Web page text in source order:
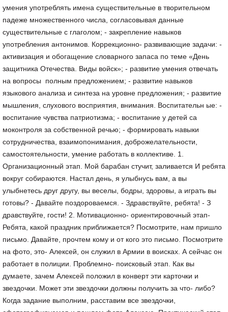
умения употреблять имена существительные в творительном
падеже множественного числа, согласовывая данные
существительные с глаголом; - закрепление навыков
употребления антонимов. Коррекционно- развивающие задачи: -
активизация и обогащение словарного запаса по теме «День
защитника Отечества. Виды войск»; - развитие умения отвечать
на вопросы полным предложением; - развитие навыков
языкового анализа и синтеза на уровне предложения; - развитие
мышления, слухового восприятия, внимания. Воспитательн ые: -
воспитание чувства патриотизма; - воспитание у детей са
моконтроля за собственной речью; - формировать навыки
сотрудничества, взаимопонимания, доброжелательности,
самостоятельности, умение работать в коллективе. 1.
Организационный этап. Мой барабан стучит, заливается И ребята
вокруг собираются. Настал день, я улыбнусь вам, а вы
улыбнетесь друг другу, вы веселы, бодры, здоровы, а играть вы
готовы? - Давайте поздороваемся. - Здравствуйте, ребята! - З
дравствуйте, гости! 2. Мотивационно- ориентировочный этап-
Ребята, какой праздник приближается? Посмотрите, нам пришло
письмо. Давайте, прочтем кому и от кого это письмо. Посмотрите
на фото, это- Алексей, он служил в Армии в воисках. А сейчас он
работает в полиции. Проблемно- поисковый этап. Как вы
думаете, зачем Алексей положил в конверт эти карточки и
звездочки. Может эти звездочки должны получить за что- либо?
Когда задание выполним, расставим все звездочки,